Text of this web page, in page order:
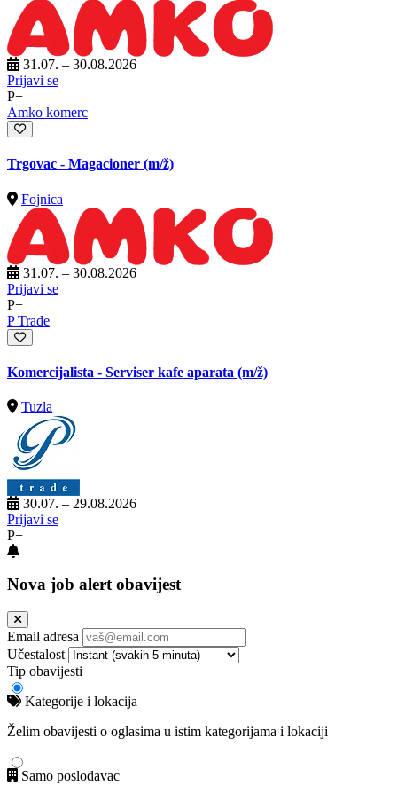
31.07. – 30.08.2026
Prijavi se
P+
Amko komerc
Trgovac - Magacioner (m/ž)
Fojnica
31.07. – 30.08.2026
Prijavi se
P+
P Trade
Komercijalista - Serviser kafe aparata (m/ž)
Tuzla
30.07. – 29.08.2026
Prijavi se
P+
Nova job alert obavijest
Email adresa
Učestalost
Tip obavijesti
Kategorije i lokacija
Želim obavijesti o oglasima u istim kategorijama i lokaciji
Samo poslodavac